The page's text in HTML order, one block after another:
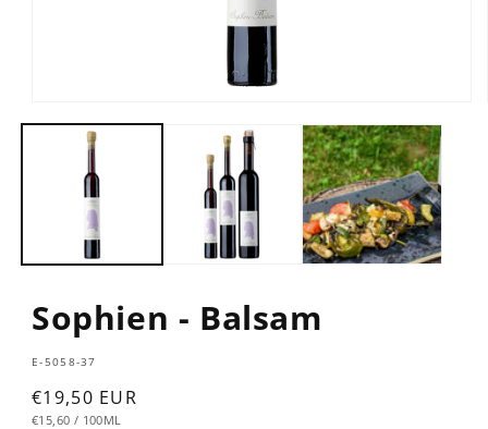
Sophien - Balsam
SKU:
E-5058-37
Normaler
Preis
€19,50 EUR
GRUNDPREIS
€15,60 / PRO
100ML